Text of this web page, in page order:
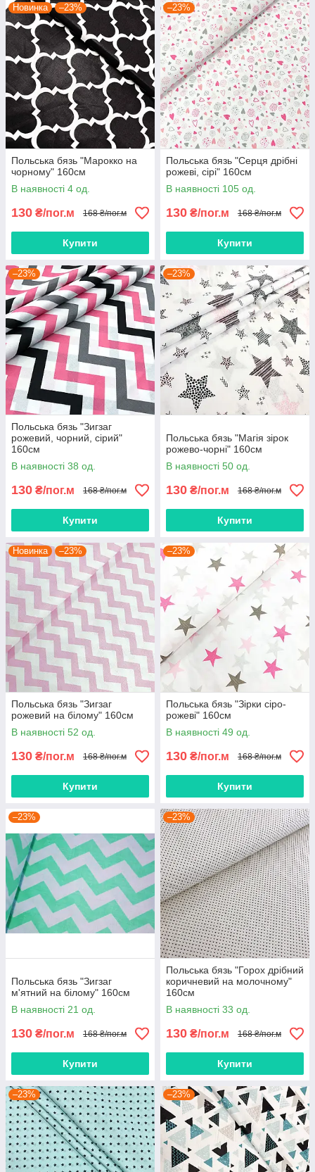
Новинка –23%
Польська бязь "Марокко на
чорному" 160см
В наявності 4 од.
130 ₴/пог.м 168 ₴/пог.м
Купити
–23%
Польська бязь "Серця дрібні
рожеві, сірі" 160см
В наявності 105 од.
130 ₴/пог.м 168 ₴/пог.м
Купити
–23%
Польська бязь "Зигзаг
рожевий, чорний, сірий"
160см
В наявності 38 од.
130 ₴/пог.м 168 ₴/пог.м
Купити
–23%
Польська бязь "Магія зірок
рожево-чорні" 160см
В наявності 50 од.
130 ₴/пог.м 168 ₴/пог.м
Купити
Новинка –23%
Польська бязь "Зигзаг
рожевий на білому" 160см
В наявності 52 од.
130 ₴/пог.м 168 ₴/пог.м
Купити
–23%
Польська бязь "Зірки сіро-
рожеві" 160см
В наявності 49 од.
130 ₴/пог.м 168 ₴/пог.м
Купити
–23%
Польська бязь "Зигзаг
м'ятний на білому" 160см
В наявності 21 од.
130 ₴/пог.м 168 ₴/пог.м
Купити
–23%
Польська бязь "Горох дрібний
коричневий на молочному"
160см
В наявності 33 од.
130 ₴/пог.м 168 ₴/пог.м
Купити
–23% –23%